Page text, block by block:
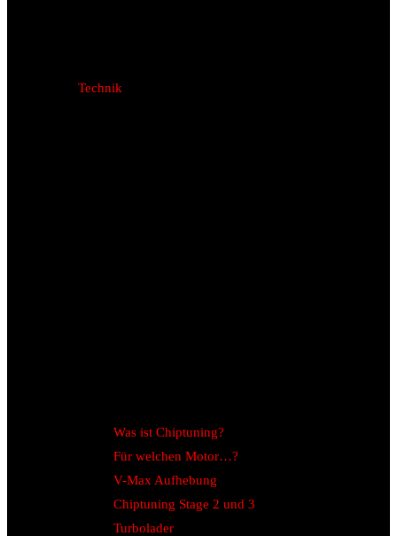
Technik
Was ist Chiptuning?
Für welchen Motor…?
V-Max Aufhebung
Chiptuning Stage 2 und 3
Turbolader